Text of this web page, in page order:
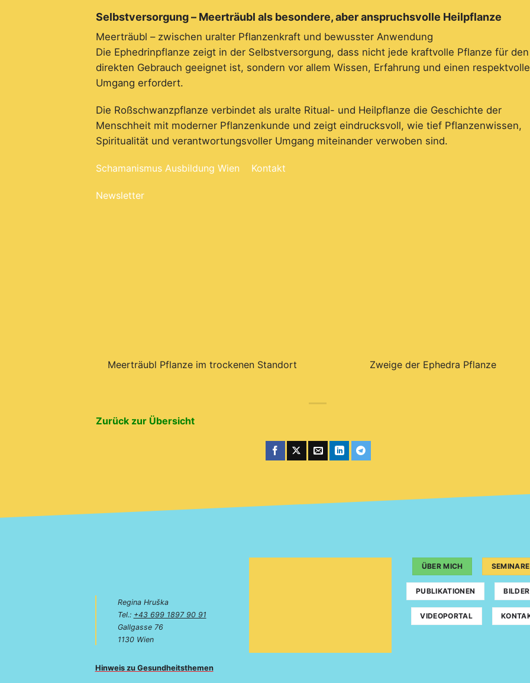
Selbstversorgung – Meerträubl als besondere, aber anspruchsvolle Heilpflanze
Meerträubl – zwischen uralter Pflanzenkraft und bewusster Anwendung
Die Ephedrinpflanze zeigt in der Selbstversorgung, dass nicht jede kraftvolle Pflanze für den
direkten Gebrauch geeignet ist, sondern vor allem Wissen, Erfahrung und einen
Umgang erfordert.
Die Roßschwanzpflanze verbindet als uralte Ritual- und Heilpflanze die Geschichte der
Menschheit mit moderner Pflanzenkunde und zeigt eindrucksvoll, wie tief Pflanzenwissen,
Spiritualität und verantwortungsvoller Umgang miteinander verwoben sind.
Schamanismus Ausbildung Wien Kontakt
Newsletter
Meerträubl Pflanze im trockenen Standort Zweige der Ephedra Pflanze
Zurück zur Übersicht
Regina Hruška
Tel.: +43 699 1897 90 91
Gallgasse 76
1130 Wien
Hinweis zu Gesundheitsthemen
ÜBER MICH SEMINARE
PUBLIKATIONEN BILDER
VIDEOPORTAL